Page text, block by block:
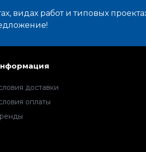
видах работ и типовых
доставки
оплаты